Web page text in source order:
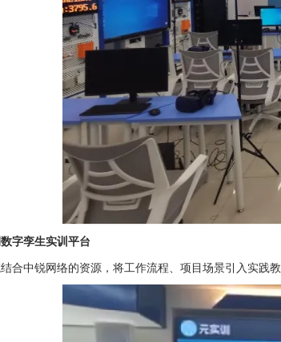
字孪生实训平台
结合中锐网络的资源，将工作流程、项目场景引入实践教